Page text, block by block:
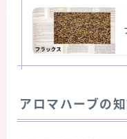
アロマハーブの